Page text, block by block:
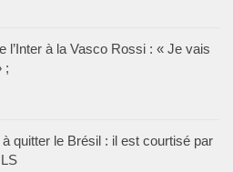
l’Inter à la Vasco Rossi : « Je vais
;
quitter le Brésil : il est courtisé par